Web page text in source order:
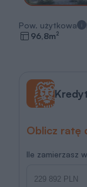
Pow. użytkowa
96,8m2
Oblicz ratę
Ile zamierzasz